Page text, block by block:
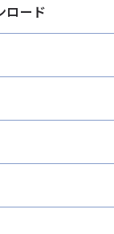
ロード